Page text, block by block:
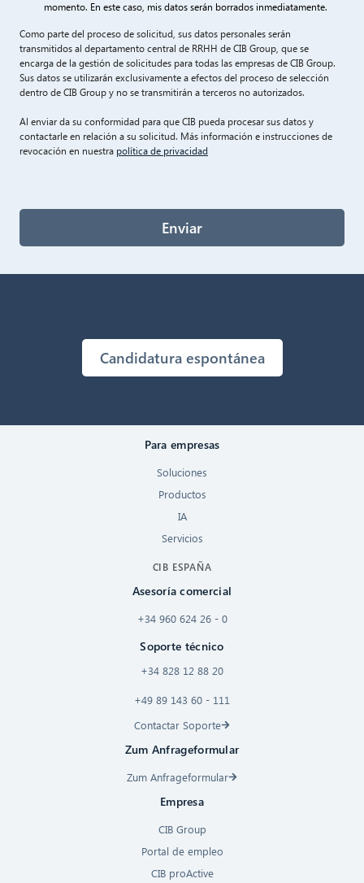
momento. En este caso, mis datos serán borrados inmediatamente.
Como parte del proceso de solicitud, sus datos personales serán
transmitidos al departamento central de RRHH de CIB Group, que se
encarga de la gestión de solicitudes para todas las empresas de CIB Group.
Sus datos se utilizarán exclusivamente a efectos del proceso de selección
dentro de CIB Group y no se transmitirán a terceros no autorizados.
Al enviar da su conformidad para que CIB pueda procesar sus datos y
contactarle en relación a su solicitud. Más información e instrucciones de
revocación en nuestra política de privacidad
Enviar
Candidatura espontánea
Para empresas
Soluciones
Productos
IA
Servicios
CIB ESPAÑA
Asesoría comercial
+34 960 624 26 - 0
Soporte técnico
+34 828 12 88 20
+49 89 143 60 - 111
Contactar Soporte
Zum Anfrageformular
Zum Anfrageformular
Empresa
CIB Group
Portal de empleo
CIB proActive